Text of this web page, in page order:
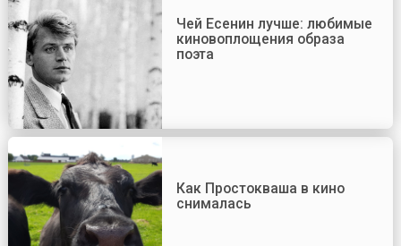
Чей Есенин лучше: любимые
киновоплощения образа
поэта
Как Простокваша в кино
снималась